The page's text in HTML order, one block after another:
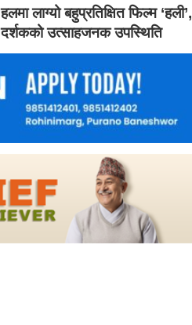
हलमा लाग्यो बहुप्रतिक्षित फिल्म ‘हली’,
दर्शकको उत्साहजनक उपस्थिति